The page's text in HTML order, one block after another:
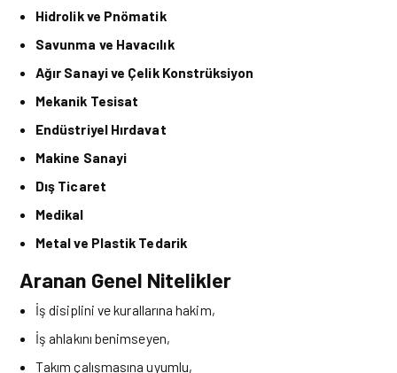
Hidrolik ve Pnömatik
Savunma ve Havacılık
Ağır Sanayi ve Çelik Konstrüksiyon
Mekanik Tesisat
Endüstriyel Hırdavat
Makine Sanayi
Dış Ticaret
Medikal
Metal ve Plastik Tedarik
Aranan Genel Nitelikler
İş disiplini ve kurallarına hakim,
İş ahlakını benimseyen,
Takım çalışmasına uyumlu,